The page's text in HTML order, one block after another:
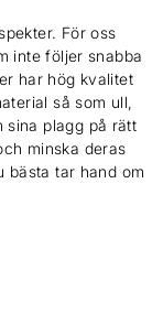
För oss
inte följer snabba
har hög kvalitet
så som ull,
sina plagg på rätt
minska deras
bästa tar hand om